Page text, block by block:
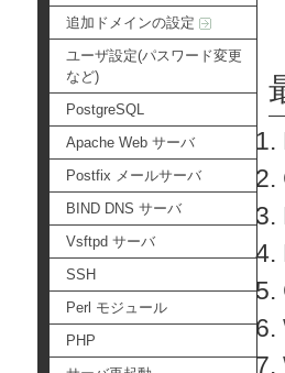
追加ドメインの設定
ユーザ設定(パスワード変更
など)
PostgreSQL
Apache Web サーバ
Postfix メールサーバ
BIND DNS サーバ
Vsftpd サーバ
SSH
Perl モジュール
PHP